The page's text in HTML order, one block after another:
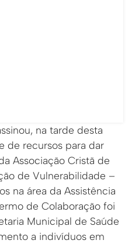
na tarde desta
de recursos para dar
Associação Cristã de
de Vulnerabilidade –
na área da Assistência
de Colaboração foi
Municipal de Saúde
a indivíduos em